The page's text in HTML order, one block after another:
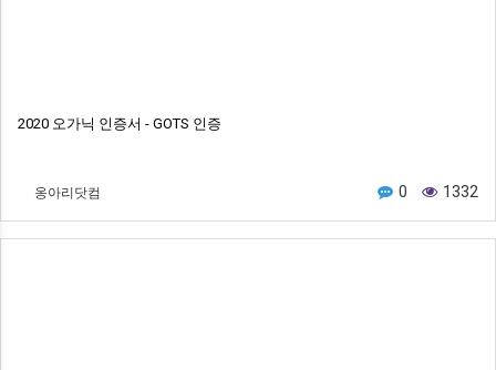
2020 오가닉 인증서 - GOTS 인증
옹아리닷컴 0 1332